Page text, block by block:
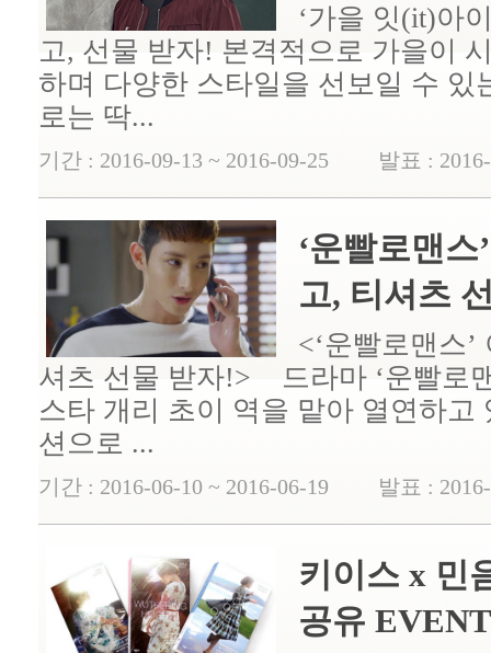
‘가을 잇(it)아
고, 선물 받자! 본격적으로 가을이
하며 다양한 스타일을 선보일 수 있
로는 딱...
기간 : 2016-09-13 ~ 2016-09-25 발표 : 2016-
‘운빨로맨
고, 티셔츠
<‘운빨로맨스
셔츠 선물 받자!> 드라마 ‘운빨로
스타 개리 초이 역을 맡아 열연하고
션으로 ...
기간 : 2016-06-10 ~ 2016-06-19 발표 : 2016-
키이스 x 민
공유 EVENT